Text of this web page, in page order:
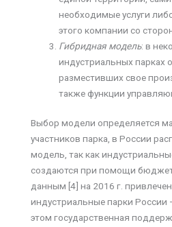
необходимые услуги
этого компании со
Гибридная модель: в
индустриальных парках
разместивших свое
также функции
Выбор модели определяется
участников парка, в России
модель, так как
создаются при помощи
данным [4] на 2016 г.
индустриальные парки России
этом государственная